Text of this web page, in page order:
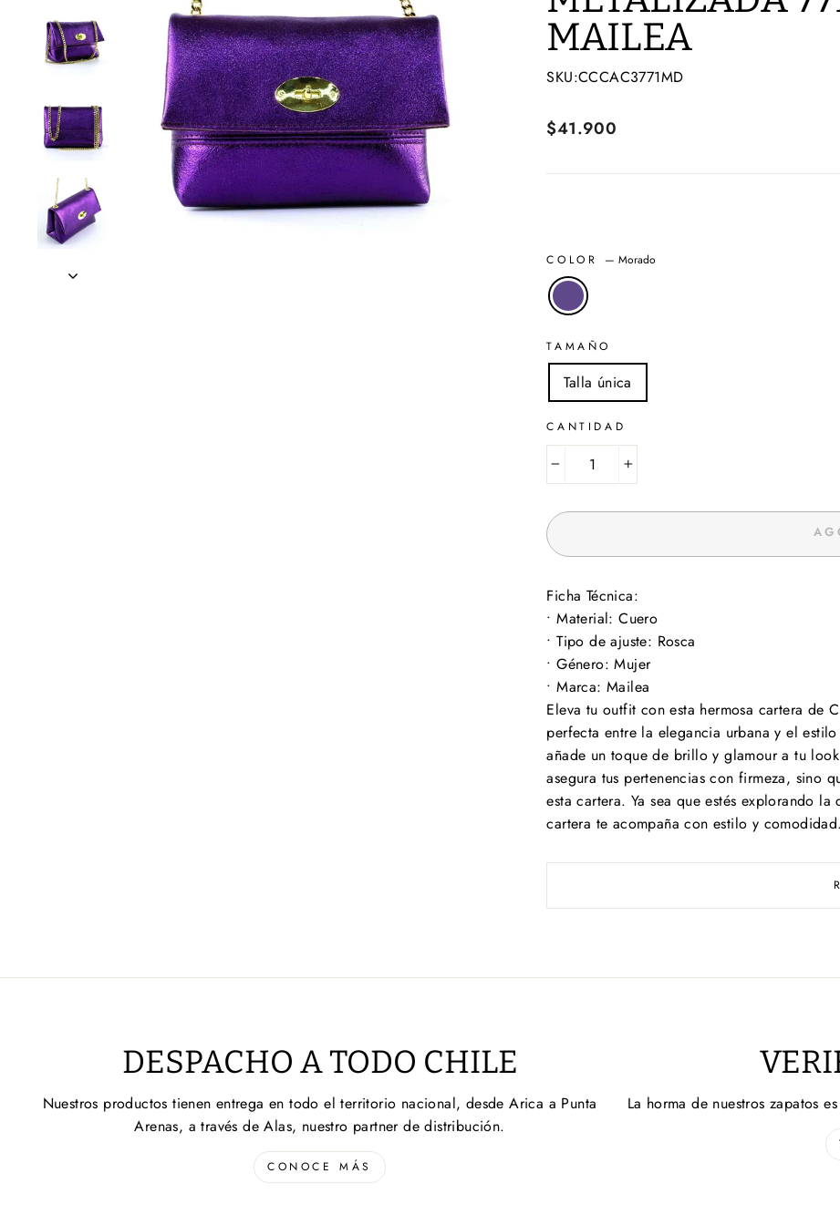
MAILEA
SKU:CCCAC3771MD
Precio
$41.900
COLOR — Morado
TAMAÑO
Talla única
CANTIDAD
Ficha Técnica:
• Material: Cuero
• Tipo de ajuste: Rosca
• Género: Mujer
• Marca: Mailea
Eleva tu outfit con esta hermosa cartera de
perfecta entre la elegancia urbana y el
añade un toque de brillo y glamour a tu
asegura tus pertenencias con firmeza, sino
esta cartera. Ya sea que estés explorando
cartera te acompaña con estilo y comodidad.
DESPACHO A TODO CHILE
Nuestros productos tienen entrega en todo el territorio nacional, desde Arica a Punta
Arenas, a través de Alas, nuestro partner de distribución.
CONOCE MÁS
La horma de nuestros zapatos